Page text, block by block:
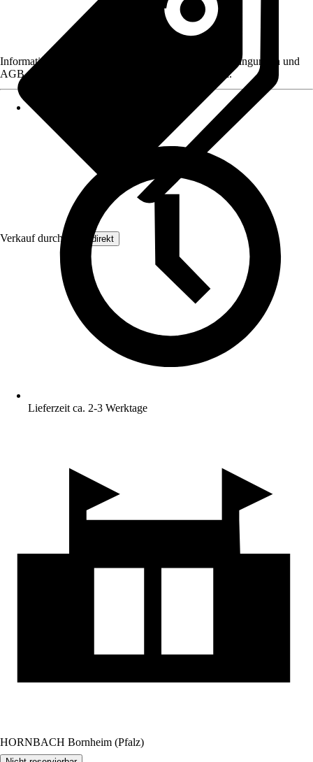
Verkauf durch: Floordirekt
Informationen des Verkäufers, wie z. B. Rückgabebedingungen und
AGB, finden Sie bei Klick auf den Verkäufernamen.
Lieferzeit ca. 2-3 Werktage
HORNBACH Bornheim (Pfalz)